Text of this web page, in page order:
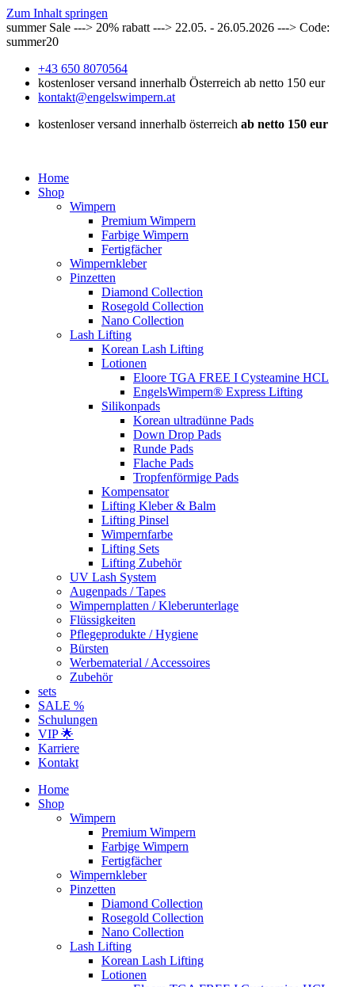
Zum Inhalt springen
summer Sale ---> 20% rabatt ---> 22.05. - 26.05.2026 ---> Code:
summer20
+43 650 8070564
kostenloser versand innerhalb Österreich ab netto 150 eur
kontakt@engelswimpern.at
kostenloser versand innerhalb österreich ab netto 150 eur
Home
Shop
Wimpern
Premium Wimpern
Farbige Wimpern
Fertigfächer
Wimpernkleber
Pinzetten
Diamond Collection
Rosegold Collection
Nano Collection
Lash Lifting
Korean Lash Lifting
Lotionen
Eloore TGA FREE I Cysteamine HCL
EngelsWimpern® Express Lifting
Silikonpads
Korean ultradünne Pads
Down Drop Pads
Runde Pads
Flache Pads
Tropfenförmige Pads
Kompensator
Lifting Kleber & Balm
Lifting Pinsel
Wimpernfarbe
Lifting Sets
Lifting Zubehör
UV Lash System
Augenpads / Tapes
Wimpernplatten / Kleberunterlage
Flüssigkeiten
Pflegeprodukte / Hygiene
Bürsten
Werbematerial / Accessoires
Zubehör
sets
SALE %
Schulungen
VIP 🌟
Karriere
Kontakt
Home
Shop
Wimpern
Premium Wimpern
Farbige Wimpern
Fertigfächer
Wimpernkleber
Pinzetten
Diamond Collection
Rosegold Collection
Nano Collection
Lash Lifting
Korean Lash Lifting
Lotionen